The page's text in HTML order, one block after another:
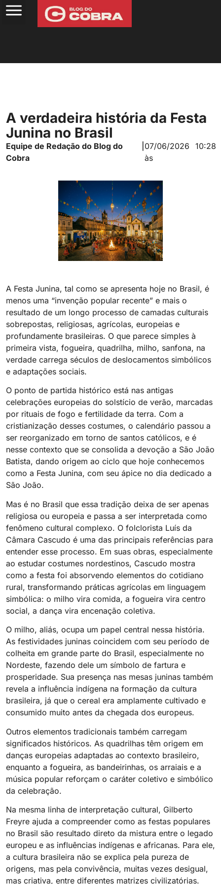
A verdadeira história da Festa
Junina no Brasil
Equipe de Redação do Blog do
Cobra
07/06/2026
às
10:28
A Festa Junina, tal como se apresenta hoje no Brasil, é
menos uma “invenção popular recente” e mais o
resultado de um longo processo de camadas culturais
sobrepostas, religiosas, agrícolas, europeias e
profundamente brasileiras. O que parece simples à
primeira vista, fogueira, quadrilha, milho, sanfona, na
verdade carrega séculos de deslocamentos simbólicos
e adaptações sociais.
O ponto de partida histórico está nas antigas
celebrações europeias do solstício de verão, marcadas
por rituais de fogo e fertilidade da terra. Com a
cristianização desses costumes, o calendário passou a
ser reorganizado em torno de santos católicos, e é
nesse contexto que se consolida a devoção a São João
Batista, dando origem ao ciclo que hoje conhecemos
como a Festa Junina, com seu ápice no dia dedicado a
São João.
Mas é no Brasil que essa tradição deixa de ser apenas
religiosa ou europeia e passa a ser interpretada como
fenômeno cultural complexo. O folclorista Luís da
Câmara Cascudo é uma das principais referências para
entender esse processo. Em suas obras, especialmente
ao estudar costumes nordestinos, Cascudo mostra
como a festa foi absorvendo elementos do cotidiano
rural, transformando práticas agrícolas em linguagem
simbólica: o milho vira comida, a fogueira vira centro
social, a dança vira encenação coletiva.
O milho, aliás, ocupa um papel central nessa história.
As festividades juninas coincidem com seu período de
colheita em grande parte do Brasil, especialmente no
Nordeste, fazendo dele um símbolo de fartura e
prosperidade. Sua presença nas mesas juninas também
revela a influência indígena na formação da cultura
brasileira, já que o cereal era amplamente cultivado e
consumido muito antes da chegada dos europeus.
Outros elementos tradicionais também carregam
significados históricos. As quadrilhas têm origem em
danças europeias adaptadas ao contexto brasileiro,
enquanto a fogueira, as bandeirinhas, os arraiais e a
música popular reforçam o caráter coletivo e simbólico
da celebração.
Na mesma linha de interpretação cultural, Gilberto
Freyre ajuda a compreender como as festas populares
no Brasil são resultado direto da mistura entre o legado
europeu e as influências indígenas e africanas. Para ele,
a cultura brasileira não se explica pela pureza de
origens, mas pela convivência, muitas vezes desigual,
mas criativa, entre diferentes matrizes civilizatórias.